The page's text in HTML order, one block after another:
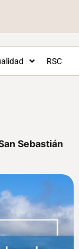
RSC
Sebastián